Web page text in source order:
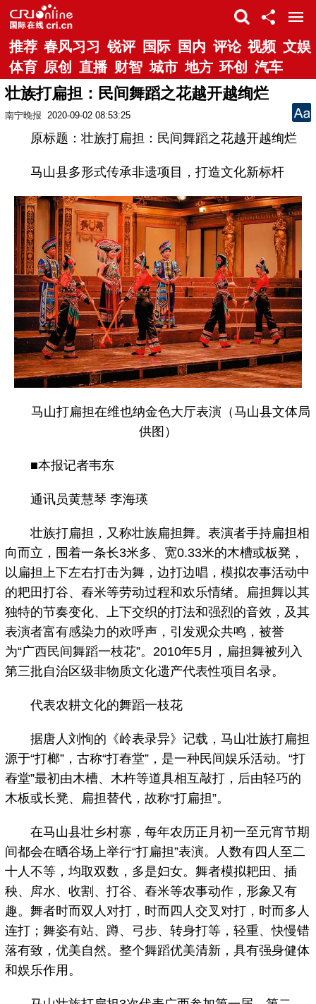
推荐 春风习习 锐评 国际 国内 评论 视频 文娱
体育 原创 直播 财智 城市 地方 环创 汽车
壮族打扁担：民间舞蹈之花越开越绚烂
南宁晚报 2020-09-02 08:53:25
原标题：壮族打扁担：民间舞蹈之花越开越绚烂
马山县多形式传承非遗项目，打造文化新标杆
马山打扁担在维也纳金色大厅表演（马山县文体局
供图）
■本报记者韦东
通讯员黄慧琴 李海瑛
壮族打扁担，又称壮族扁担舞。表演者手持扁担相
向而立，围着一条长3米多、宽0.33米的木槽或板凳，
以扁担上下左右打击为舞，边打边唱，模拟农事活动中
的耙田打谷、舂米等劳动过程和欢乐情绪。扁担舞以其
独特的节奏变化、上下交织的打法和强烈的音效，及其
表演者富有感染力的欢呼声，引发观众共鸣，被誉
为“广西民间舞蹈一枝花”。2010年5月，扁担舞被列入
第三批自治区级非物质文化遗产代表性项目名录。
代表农耕文化的舞蹈一枝花
据唐人刘恂的《岭表录异》记载，马山壮族打扁担
源于“打榔”，古称“打舂堂”，是一种民间娱乐活动。“打
舂堂”最初由木槽、木杵等道具相互敲打，后由轻巧的
木板或长凳、扁担替代，故称“打扁担”。
在马山县壮乡村寨，每年农历正月初一至元宵节期
间都会在晒谷场上举行“打扁担”表演。人数有四人至二
十人不等，均取双数，多是妇女。舞者模拟耙田、插
秧、戽水、收割、打谷、舂米等农事动作，形象又有
趣。舞者时而双人对打，时而四人交叉对打，时而多人
连打；舞姿有站、蹲、弓步、转身打等，轻重、快慢错
落有致，优美自然。整个舞蹈优美清新，具有强身健体
和娱乐作用。